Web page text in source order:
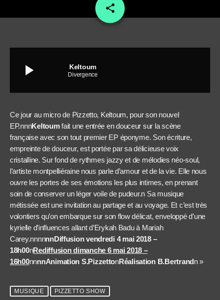
share
email
play_arrow Keltoum
Divergence
Ce jour au micro de Pizzetto, Keltoum, pour son nouvel
EP.nnnKeltoumfait une entrée en douceur sur la scène
française avec son tout premier EP éponyme. Son écriture,
empreinte de douceur, est portée par sa délicieuse voix
cristalline. Sur fond de rythmes jazzy et de mélodies néo-soul,
l’artiste montpelliéraine nous parle d’amour et de la vie. Elle nous
ouvre les portes de ses émotions les plus intimes, en prenant
soin de conserver un léger voile de pudeur.n Sa musique
métissée est une invitation au partage et au voyage. Et c’est très
volontiers qu’on embarque sur son flow délicat, enveloppé d’une
kyrielle d’influences allant d’Erykah Badu à Mariah
Carey.nnnnnnDiffusion vendredi 4 mai 2018 –
18h00nRediffusion dimanche 6 mai 2018 –
16h00nnnnAnimation S.PizzettonRéalisation B.Bertrandn »
MUSIQUE PIZZETTO SHOW